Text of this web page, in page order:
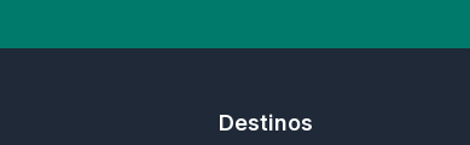
Destinos